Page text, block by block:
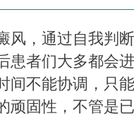
，通过自我判断
患者们大多都会
间不能协调，只
顽固性，不管是